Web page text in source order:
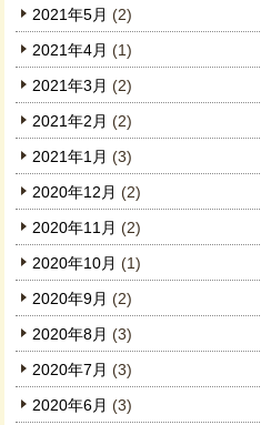
2021年5月 (2)
2021年4月 (1)
2021年3月 (2)
2021年2月 (2)
2021年1月 (3)
2020年12月 (2)
2020年11月 (2)
2020年10月 (1)
2020年9月 (2)
2020年8月 (3)
2020年7月 (3)
2020年6月 (3)